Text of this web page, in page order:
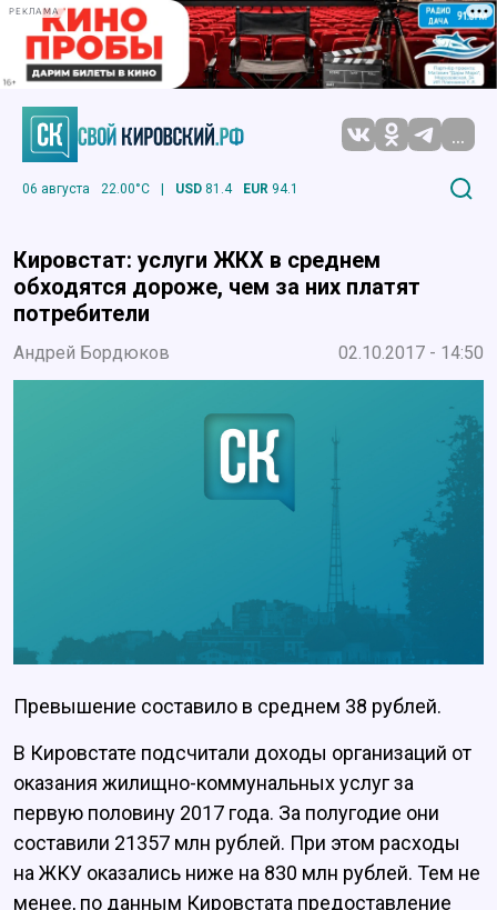
РЕКЛАМА
...
06 августа 22.00°C | USD 81.4 EUR 94.1
Кировстат: услуги ЖКХ в среднем
обходятся дороже, чем за них платят
потребители
Андрей Бордюков 02.10.2017 - 14:50
Превышение составило в среднем 38 рублей.
В Кировстате подсчитали доходы организаций от
оказания жилищно-коммунальных услуг за
первую половину 2017 года. За полугодие они
составили 21357 млн рублей. При этом расходы
на ЖКУ оказались ниже на 830 млн рублей. Тем не
менее, по данным Кировстата предоставление